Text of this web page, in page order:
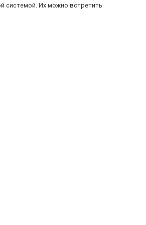
системой. Их можно встретить